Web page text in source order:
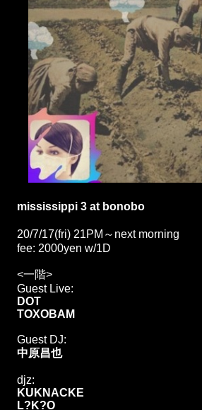
mississippi 3 at bonobo
20/7/17(fri) 21PM～next morning
fee: 2000yen w/1D
<一階>
Guest Live:
DOT
TOXOBAM
Guest DJ:
中原昌也
djz:
KUKNACKE
L?K?O